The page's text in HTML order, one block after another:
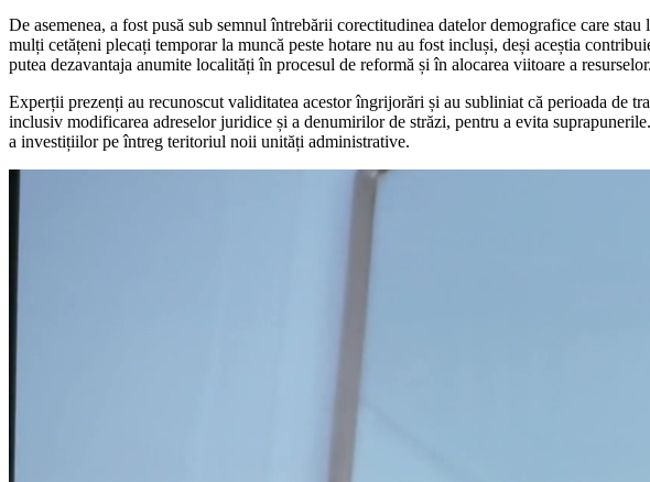
De asemenea, a fost pusă sub semnul întrebării corectitudinea datelor demografice care
mulți cetățeni plecați temporar la muncă peste hotare nu au fost incluși, deși aceștia
putea dezavantaja anumite localități în procesul de reformă și în alocarea viitoare a resurselor.
Experții prezenți au recunoscut validitatea acestor îngrijorări și au subliniat că perioada de
inclusiv modificarea adreselor juridice și a denumirilor de străzi, pentru a evita
a investițiilor pe întreg teritoriul noii unități administrative.